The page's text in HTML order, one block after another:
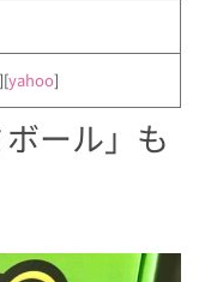
][yahoo]
ール」も